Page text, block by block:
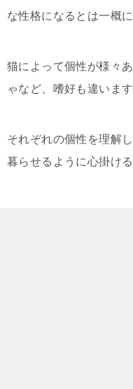
な性格になるとは一概
猫によって個性が様々
ゃなど、嗜好も違います
それぞれの個性を理解
暮らせるように心掛け